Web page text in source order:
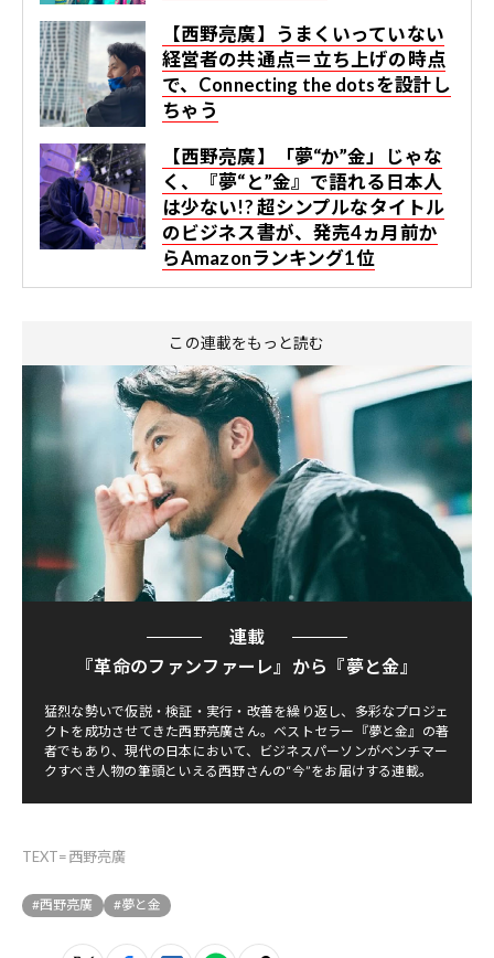
【西野亮廣】うまくいっていない
経営者の共通点＝立ち上げの時点
で、Connecting the dotsを設計し
ちゃう
【西野亮廣】「夢“か”金」じゃな
く、『夢“と”金』で語れる日本人
は少ない!? 超シンプルなタイトル
のビジネス書が、発売4ヵ月前か
らAmazonランキング1位
この連載をもっと読む
連載
『革命のファンファーレ』から『夢と金』
猛烈な勢いで仮説・検証・実行・改善を繰り返し、多彩なプロジェ
クトを成功させてきた西野亮廣さん。ベストセラー『夢と金』の著
者でもあり、現代の日本において、ビジネスパーソンがベンチマー
クすべき人物の筆頭といえる西野さんの“今”をお届けする連載。
TEXT=西野亮廣
#西野亮廣 #夢と金